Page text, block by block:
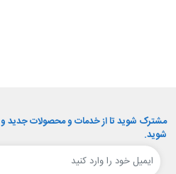
مشترک شوید تا از خدمات و محصولات جدید و
شوید.